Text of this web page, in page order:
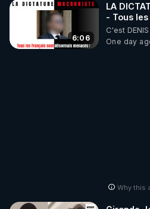
6:06
LA
- Tous
C'est
One day
Why this